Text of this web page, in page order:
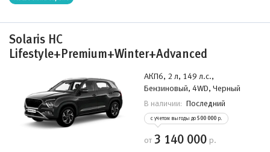
Solaris HC
Lifestyle+Premium+Winter+Advanced
АКП6, 2 л, 149 л.с.,
Бензиновый, 4WD, Черный
В наличии: Последний
с учетом выгоды до 500 000 р.
от 3 140 000 р.